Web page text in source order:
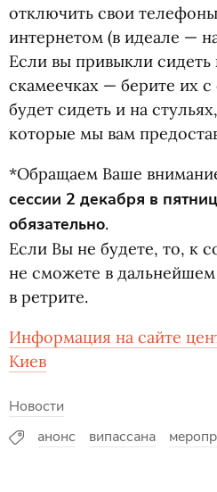
отключить свои
интернетом (в идеале —
Если вы привыкли
скамеечках — берите их
будет сидеть и на
которые мы вам
*Обращаем Ваше
сессии 2 декабря в
обязательно.
Если Вы не будете, то, к
не сможете в дальнейшем
в ретрите.
Информация на сайте
Киев
Новости
анонс
випассана